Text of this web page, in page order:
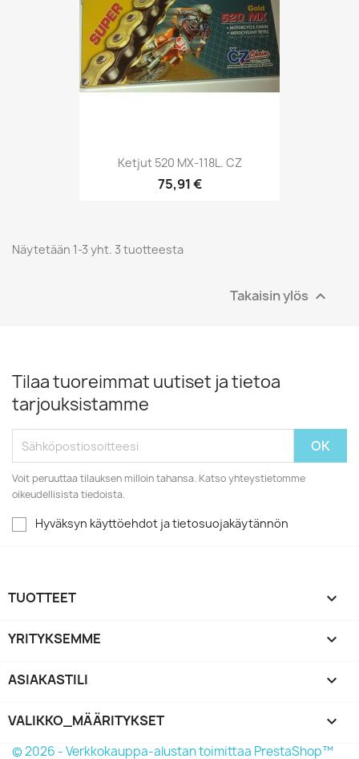
Ketjut 520 MX-118L. CZ
75,91 €
Näytetään 1-3 yht. 3 tuotteesta
Takaisin ylös 
Tilaa tuoreimmat uutiset ja tietoa
tarjouksistamme
Voit peruuttaa tilauksen milloin tahansa. Katso yhteystietomme
oikeudellisista tiedoista.
Hyväksyn käyttöehdot ja tietosuojakäytännön
TUOTTEET 
YRITYKSEMME 
ASIAKASTILI 
VALIKKO_MÄÄRITYKSET keyboard_arrow_down
© 2026 - Verkkokauppa-alustan toimittaa PrestaShop™